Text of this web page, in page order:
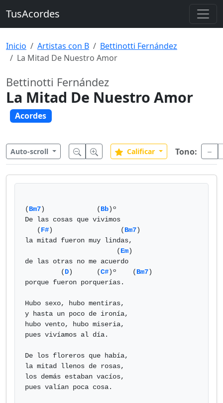
TusAcordes
Inicio Artistas con B
Bettinotti Fernández
La Mitad De Nuestro Amor
Bettinotti Fernández
La Mitad De Nuestro Amor
Acordes
Auto-scroll Calificar Tono:
(Bm7)             (Bb)º
De las cosas que vivimos
   (
F#)                 (Bm7)
la mitad fueron muy lindas,
                       (
Em)
de las otras no me acuerdo
         (
D)      (C#)º    (Bm7)
porque fueron porquerías.
Hubo sexo, hubo mentiras,
y hasta un poco de ironía,
hubo vento, hubo miseria,
pues vivíamos al día.
De los floreros que había,
la mitad llenos de rosas,
los demás estaban vacíos,
pues valían poca cosa.